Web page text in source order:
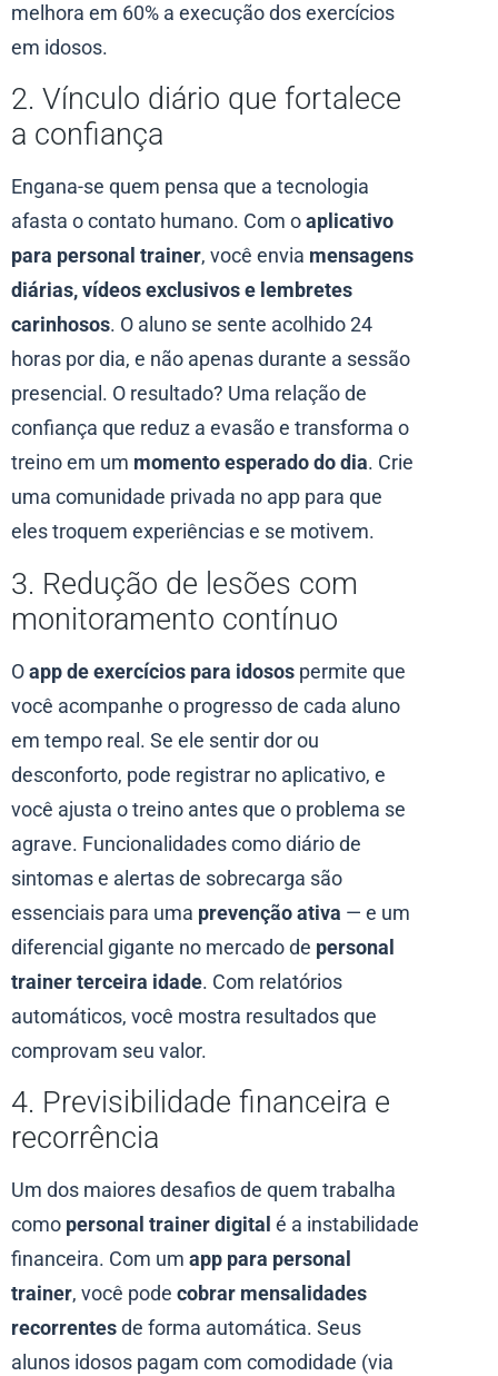
melhora em 60% a execução dos exercícios
em idosos.
2. Vínculo diário que fortalece
a confiança
Engana-se quem pensa que a tecnologia
afasta o contato humano. Com o aplicativo
para personal trainer, você envia mensagens
diárias, vídeos exclusivos e lembretes
carinhosos. O aluno se sente acolhido 24
horas por dia, e não apenas durante a sessão
presencial. O resultado? Uma relação de
confiança que reduz a evasão e transforma o
treino em um momento esperado do dia. Crie
uma comunidade privada no app para que
eles troquem experiências e se motivem.
3. Redução de lesões com
monitoramento contínuo
O app de exercícios para idosos permite que
você acompanhe o progresso de cada aluno
em tempo real. Se ele sentir dor ou
desconforto, pode registrar no aplicativo, e
você ajusta o treino antes que o problema se
agrave. Funcionalidades como diário de
sintomas e alertas de sobrecarga são
essenciais para uma prevenção ativa — e um
diferencial gigante no mercado de personal
trainer terceira idade. Com relatórios
automáticos, você mostra resultados que
comprovam seu valor.
4. Previsibilidade financeira e
recorrência
Um dos maiores desafios de quem trabalha
como personal trainer digital é a instabilidade
financeira. Com um app para personal
trainer, você pode cobrar mensalidades
recorrentes de forma automática. Seus
alunos idosos pagam com comodidade (via